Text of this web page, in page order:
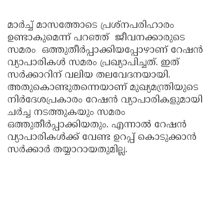
മാർച്ച് മാസത്തോടെ പ്രശ്നപരിഹാരം
ഉണ്ടാകുമെന്ന് പറഞ്ഞ് ജീവനക്കാരുടെ
സമരം ഒത്തുതീർപ്പാക്കിയപ്പോഴാണ് റേഷൻ
വ്യാപാരികൾ സമരം പ്രഖ്യാപിച്ചത്. ഇത്
സർക്കാറിന് വലിയ തലവേദനയായി.
അതുകൊണ്ടുതന്നെയാണ് മുഖ്യമന്ത്രിയുടെ
നിർദേശപ്രകാരം റേഷൻ വ്യാപാരികളുമായി
ചർച്ച നടത്തുകയും സമരം
ഒത്തുതീർപ്പാക്കിയതും. എന്നാൽ റേഷൻ
വ്യാപാരികൾക്ക് വേണ്ട ഉറപ്പ് കൊടുക്കാൻ
സർക്കാർ തയ്യാറായതുമില്ല.